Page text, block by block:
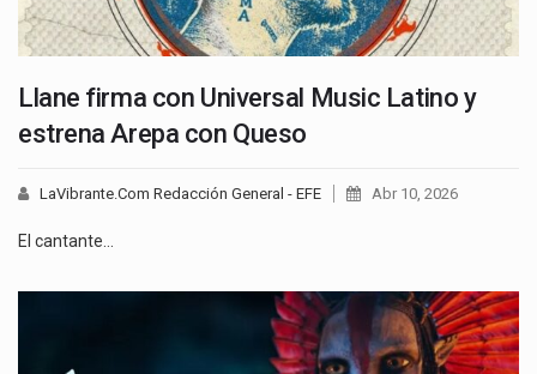
Llane firma con Universal Music Latino y
estrena Arepa con Queso
LaVibrante.Com Redacción General - EFE Abr 10, 2026
El cantante…